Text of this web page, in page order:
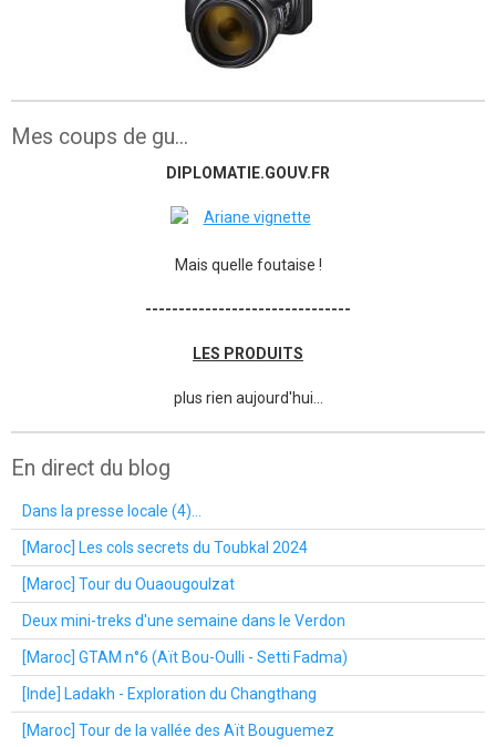
Mes coups de gu...
DIPLOMATIE.GOUV.FR
Mais quelle foutaise !
-------------------------------
LES PRODUITS
plus rien aujourd'hui...
En direct du blog
Dans la presse locale (4)...
[Maroc] Les cols secrets du Toubkal 2024
[Maroc] Tour du Ouaougoulzat
Deux mini-treks d'une semaine dans le Verdon
[Maroc] GTAM n°6 (Aït Bou-Oulli - Setti Fadma)
[Inde] Ladakh - Exploration du Changthang
[Maroc] Tour de la vallée des Aït Bouguemez